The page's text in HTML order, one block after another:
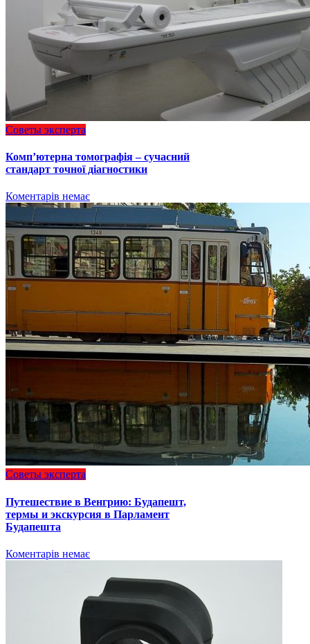
Советы эксперта
Комп’ютерна томографія – сучасний
стандарт точної діагностики
Коментарів немає
Советы эксперта
Путешествие в Венгрию: Будапешт,
термы и экскурсия в Парламент
Будапешта
Коментарів немає